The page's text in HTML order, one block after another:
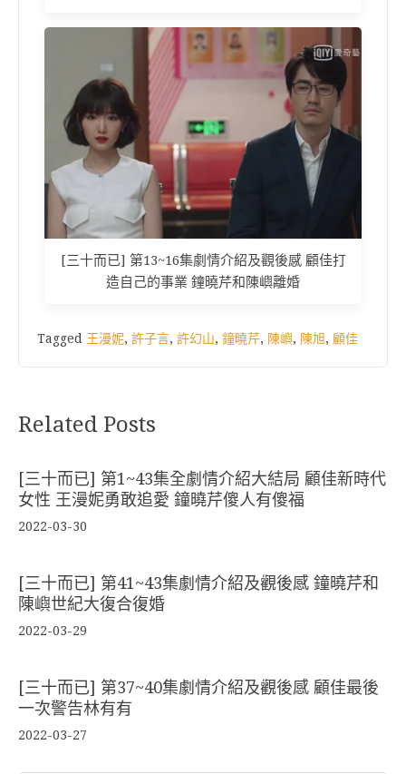
[三十而已] 第13~16集劇情介紹及觀後感 顧佳打
造自己的事業 鐘曉芹和陳嶼離婚
Tagged 王漫妮, 許子言, 許幻山, 鐘曉芹, 陳嶼, 陳旭, 顧佳
Related Posts
[三十而已] 第1~43集全劇情介紹大結局 顧佳新時代
女性 王漫妮勇敢追愛 鐘曉芹傻人有傻福
2022-03-30
[三十而已] 第41~43集劇情介紹及觀後感 鐘曉芹和
陳嶼世紀大復合復婚
2022-03-29
[三十而已] 第37~40集劇情介紹及觀後感 顧佳最後
一次警告林有有
2022-03-27